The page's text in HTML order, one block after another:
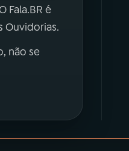
Fala.BR é
Ouvidorias.
não se